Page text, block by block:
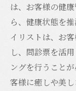
は、お客様の健
ら、健康状態を
イリストは、お
し、問診票を活
ングを行うこと
客様に癒しや美